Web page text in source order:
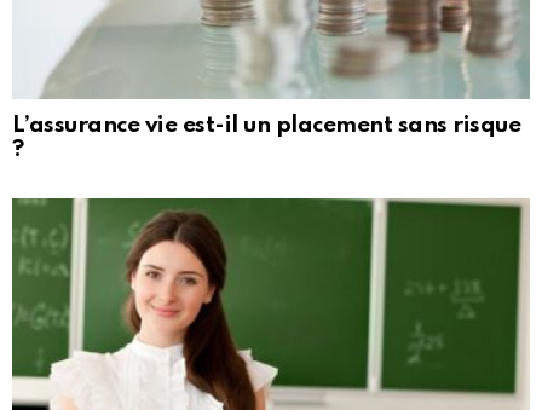
L’assurance vie est-il un placement sans risque
?